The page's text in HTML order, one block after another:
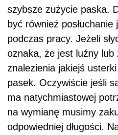
szybsze zużycie paska.
być również
podczas pracy. Jeżeli
oznaka, że jest luźny
znalezienia jakiejś
pasek. Oczywiście jeśli
ma natychmiastowej
na wymianę musimy
odpowiedniej długości.